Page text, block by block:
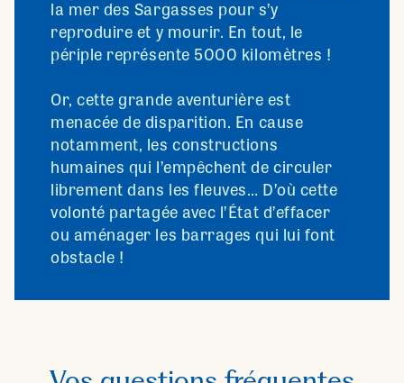
la mer des Sargasses pour s’y
reproduire et y mourir. En tout, le
périple représente 5000 kilomètres !
Or, cette grande aventurière est
menacée de disparition. En cause
notamment, les constructions
humaines qui l’empêchent de circuler
librement dans les fleuves… D’où cette
volonté partagée avec l’État d’effacer
ou aménager les barrages qui lui font
obstacle !